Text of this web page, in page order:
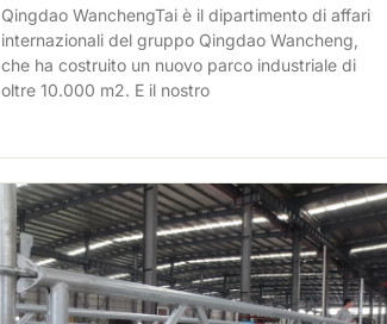
Qingdao WanchengTai è il dipartimento di affari
internazionali del gruppo Qingdao Wancheng,
che ha costruito un nuovo parco industriale di
oltre 10.000 m2. E il nostro